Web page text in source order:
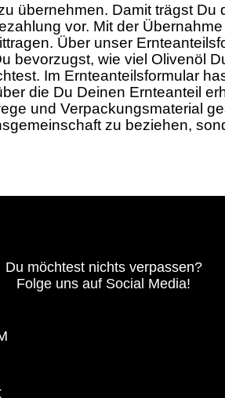
übernehmen. Damit trägst Du
vor. Mit der
Über unser
bevorzugst, wie viel Olivenöl
Im Ernteanteilsformular
die Du Deinen Ernteanteil
und Verpackungsmaterial
zu beziehen,
Du möchtest nichts verpassen?
Folge uns auf Social Media!